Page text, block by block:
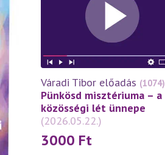
Váradi Tibor előadás (1074)
Pünkösd misztériuma – a
közösségi lét ünnepe
(2026.05.22.)
3000 Ft